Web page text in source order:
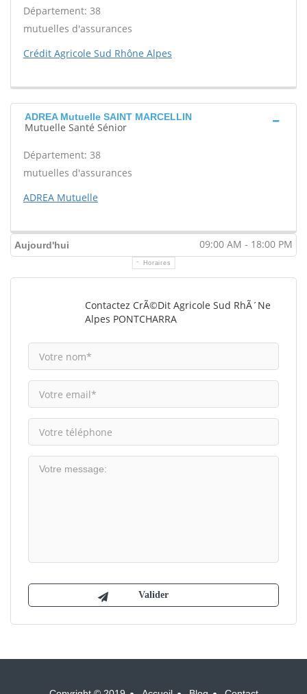
Département: 38
mutuelles d'assurances
Crédit Agricole Sud Rhône Alpes
ADREA Mutuelle SAINT MARCELLIN
Mutuelle Santé Sénior
Département: 38
mutuelles d'assurances
ADREA Mutuelle
Aujourd'hui 09:00 AM - 18:00 PM
Horaires
Contactez CrÃ©dit Agricole Sud RhÃ´ne
Alpes PONTCHARRA